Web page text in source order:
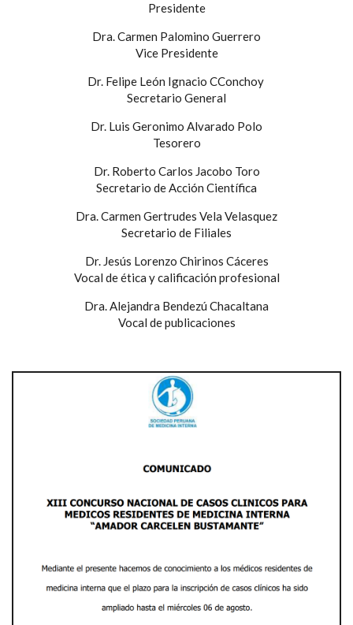
Presidente
Dra. Carmen Palomino Guerrero
Vice Presidente
Dr. Felipe León Ignacio CConchoy
Secretario General
Dr. Luis Geronimo Alvarado Polo
Tesorero
Dr. Roberto Carlos Jacobo Toro
Secretario de Acción Científica
Dra. Carmen Gertrudes Vela Velasquez
Secretario de Filiales
Dr. Jesús Lorenzo Chirinos Cáceres
Vocal de ética y calificación profesional
Dra. Alejandra Bendezú Chacaltana
Vocal de publicaciones